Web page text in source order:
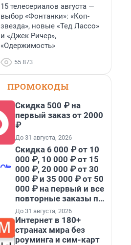
15 телесериалов августа —
выбор «Фонтанки»: «Коп-
звезда», новые «Тед Лассо»
и «Джек Ричер»,
«Одержимость»
55 873
ПРОМОКОДЫ
Скидка 500 ₽ на
первый заказ от 2000
₽
До 31 августа, 2026
Скидка 6 000 ₽ от 10
000 ₽, 10 000 ₽ от 15
000 ₽, 20 000 ₽ от 30
000 ₽ и 35 000 ₽ от 50
000 ₽ на первый и все
повторные заказы по
промокоду НАБЕРИ
До 31 августа, 2026
Интернет в 180+
странах мира без
роуминга и сим-карт